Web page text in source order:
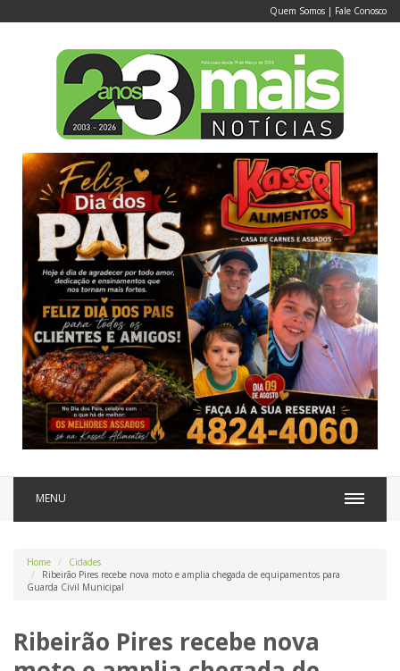
Quem Somos | Fale Conosco
MENU
Home
Cidades
Ribeirão Pires recebe nova moto e amplia chegada de equipamentos para
Guarda Civil Municipal
Ribeirão Pires recebe nova